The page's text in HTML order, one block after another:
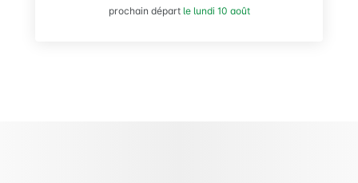
prochain départ le lundi 10 août